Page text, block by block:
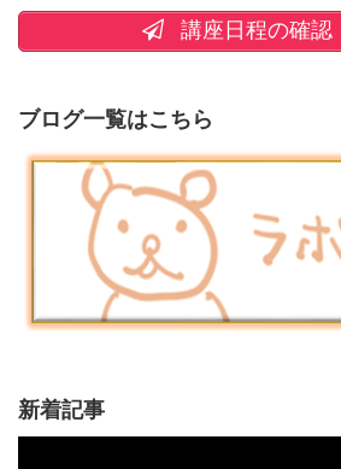
講座日程の確認
ブログ一覧はこちら
新着記事